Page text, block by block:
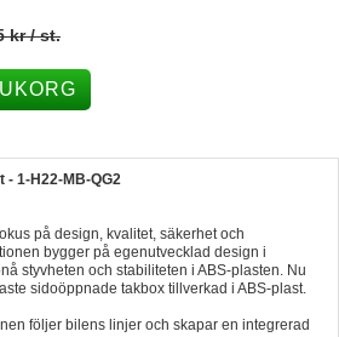
kr/ st.
- 1-H22-MB-QG2
på design, kvalitet, säkerhet och
bygger på egenutvecklad design i
styvheten och stabiliteten i ABS-plasten. Nu
sidoöppnade takbox tillverkad i ABS-plast.
följer bilens linjer och skapar en integrerad